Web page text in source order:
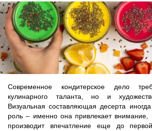
Современное кондитерское дело
кулинарного таланта, но и
Визуальная составляющая десерта
роль – именно она привлекает внимание,
производит впечатление еще до